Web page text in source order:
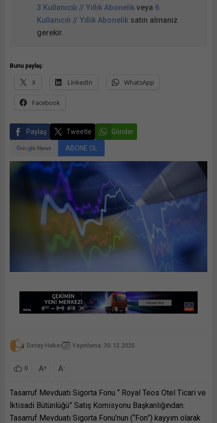
3 Kullanıcılı // Yıllık Abonelik veya 6
Kullanıcılı // Yıllık Abonelik satın almanız
gerekir.
Bunu paylaş:
X LinkedIn WhatsApp
Facebook
Paylaş Tweetle Gönder
ABONE OL
Detay Haber Yayınlama: 30.12.2025
0 A+ A-
Tasarruf Mevduatı Sigorta Fonu “ Royal Teos Otel Ticari ve
İktisadi Bütünlüğü” Satış Komisyonu Başkanlığından:
Tasarruf Mevduatı Sigorta Fonu’nun (“Fon”) kayyım olarak